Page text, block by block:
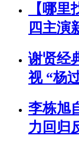
【哪
四主演
谢贤经
视 “杨
李栋旭
力回归